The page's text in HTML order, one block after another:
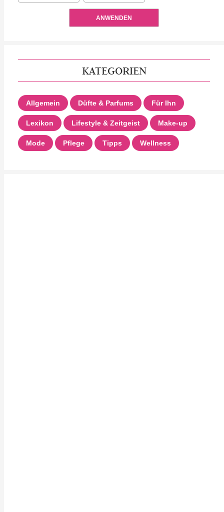
ANWENDEN
KATEGORIEN
Allgemein Düfte & Parfums Für Ihn
Lexikon Lifestyle & Zeitgeist Make-up
Mode Pflege Tipps Wellness